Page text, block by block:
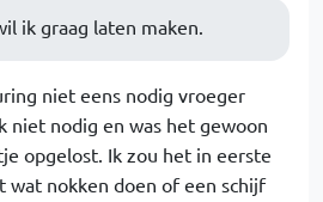
ik graag laten maken.
niet eens nodig vroeger
niet nodig en was het gewoon
opgelost. Ik zou het in eerste
wat nokken doen of een schijf